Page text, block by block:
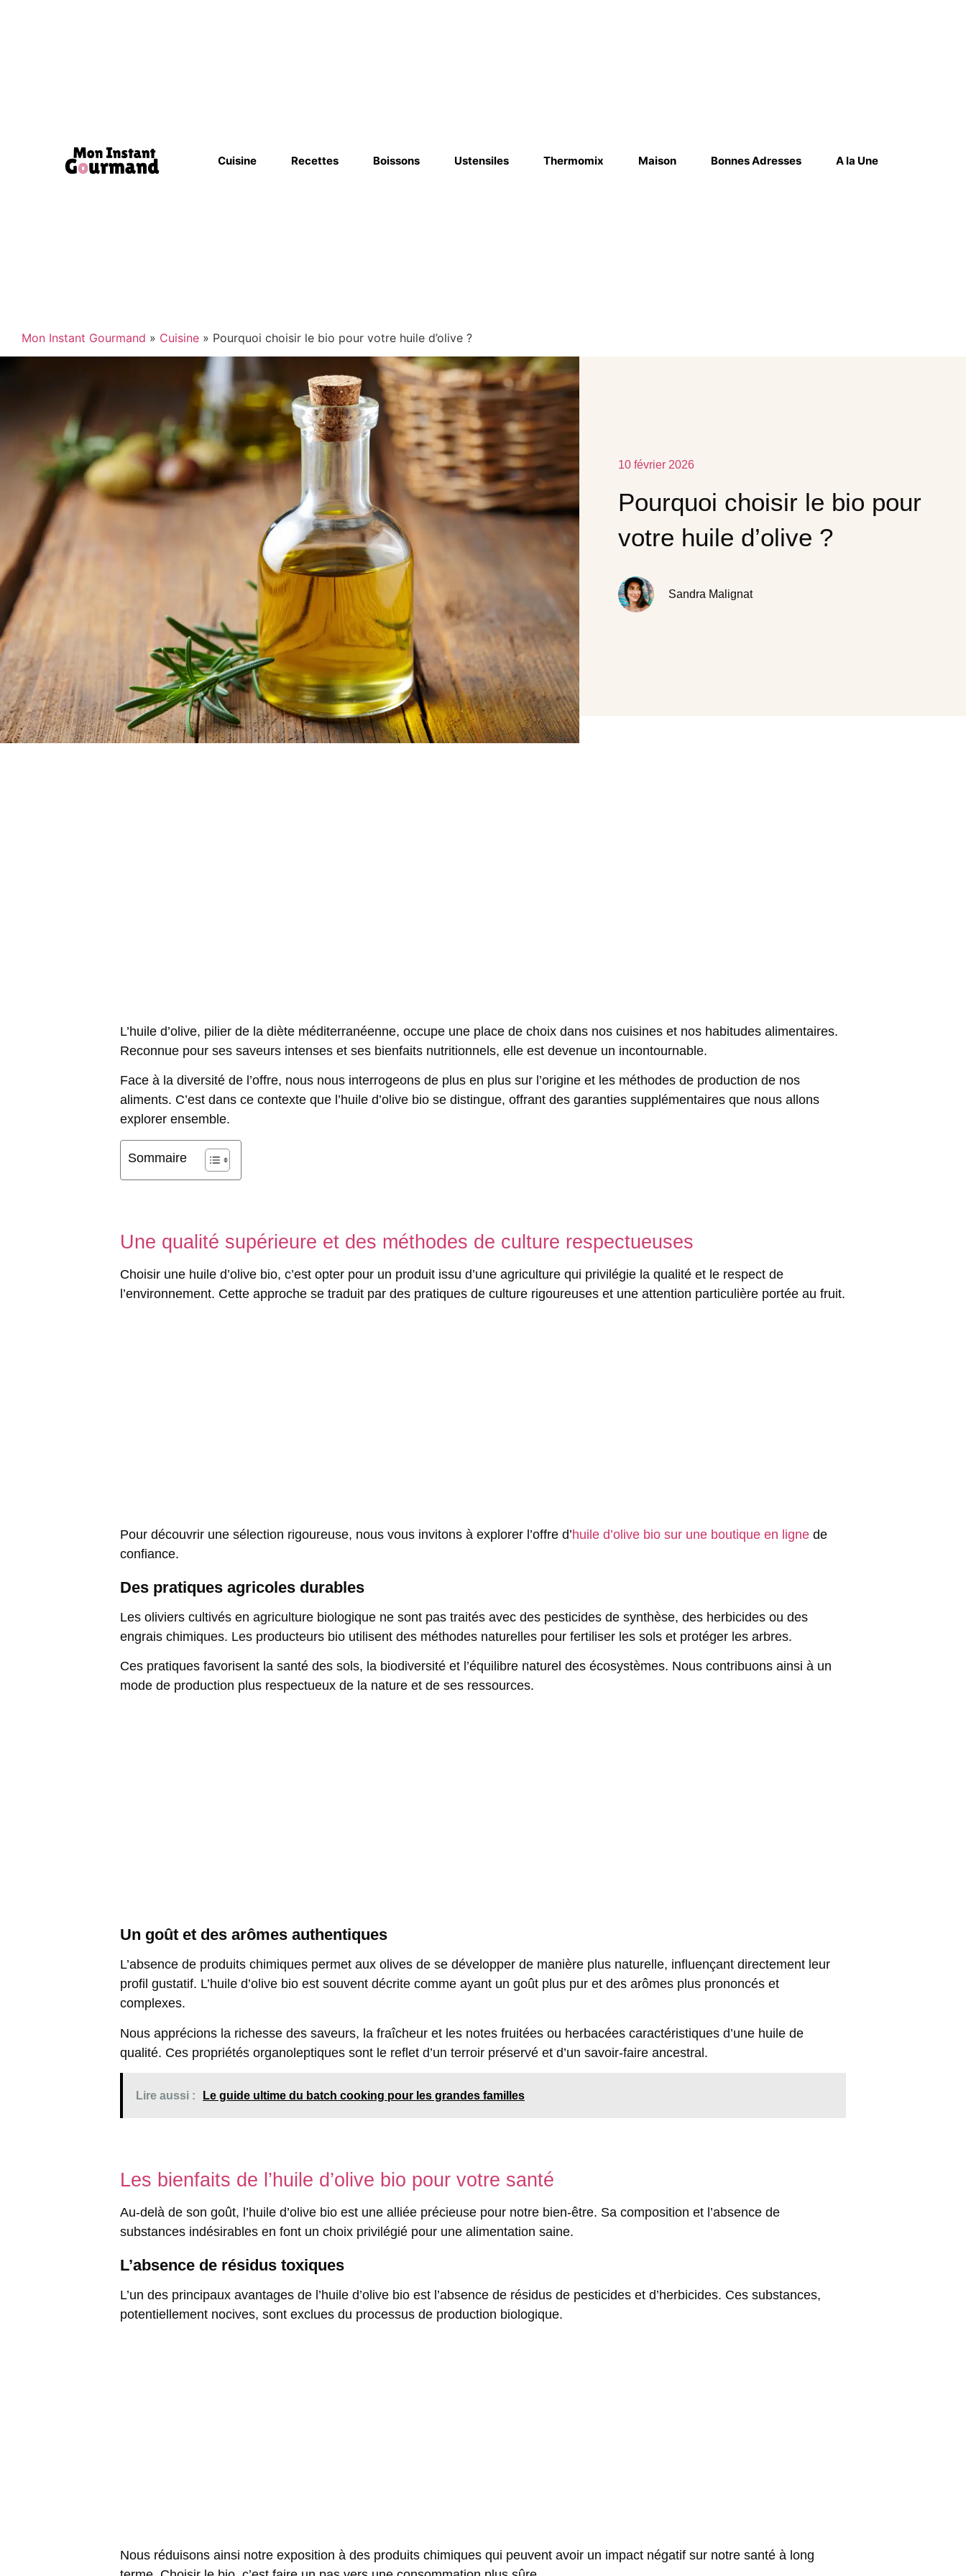
Cuisine Recettes Boissons Ustensiles Thermomix Maison Bonnes Adresses A la Une
Mon Instant Gourmand » Cuisine » Pourquoi choisir le bio pour votre huile d’olive ?
10 février 2026
Pourquoi choisir le bio pour
votre huile d’olive ?
Sandra Malignat
L’huile d’olive, pilier de la diète méditerranéenne, occupe une place de choix dans nos cuisines et nos habitudes alimentaires.
Reconnue pour ses saveurs intenses et ses bienfaits nutritionnels, elle est devenue un incontournable.
Face à la diversité de l’offre, nous nous interrogeons de plus en plus sur l’origine et les méthodes de production de nos
aliments. C’est dans ce contexte que l’huile d’olive bio se distingue, offrant des garanties supplémentaires que nous allons
explorer ensemble.
Sommaire
Une qualité supérieure et des méthodes de culture respectueuses
Choisir une huile d’olive bio, c’est opter pour un produit issu d’une agriculture qui privilégie la qualité et le respect de
l’environnement. Cette approche se traduit par des pratiques de culture rigoureuses et une attention particulière portée au fruit.
Pour découvrir une sélection rigoureuse, nous vous invitons à explorer l’offre d’huile d’olive bio sur une boutique en ligne de
confiance.
Des pratiques agricoles durables
Les oliviers cultivés en agriculture biologique ne sont pas traités avec des pesticides de synthèse, des herbicides ou des
engrais chimiques. Les producteurs bio utilisent des méthodes naturelles pour fertiliser les sols et protéger les arbres.
Ces pratiques favorisent la santé des sols, la biodiversité et l’équilibre naturel des écosystèmes. Nous contribuons ainsi à un
mode de production plus respectueux de la nature et de ses ressources.
Un goût et des arômes authentiques
L’absence de produits chimiques permet aux olives de se développer de manière plus naturelle, influençant directement leur
profil gustatif. L’huile d’olive bio est souvent décrite comme ayant un goût plus pur et des arômes plus prononcés et
complexes.
Nous apprécions la richesse des saveurs, la fraîcheur et les notes fruitées ou herbacées caractéristiques d’une huile de
qualité. Ces propriétés organoleptiques sont le reflet d’un terroir préservé et d’un savoir-faire ancestral.
Lire aussi : Le guide ultime du batch cooking pour les grandes familles
Les bienfaits de l’huile d’olive bio pour votre santé
Au-delà de son goût, l’huile d’olive bio est une alliée précieuse pour notre bien-être. Sa composition et l’absence de
substances indésirables en font un choix privilégié pour une alimentation saine.
L’absence de résidus toxiques
L’un des principaux avantages de l’huile d’olive bio est l’absence de résidus de pesticides et d’herbicides. Ces substances,
potentiellement nocives, sont exclues du processus de production biologique.
Nous réduisons ainsi notre exposition à des produits chimiques qui peuvent avoir un impact négatif sur notre santé à long